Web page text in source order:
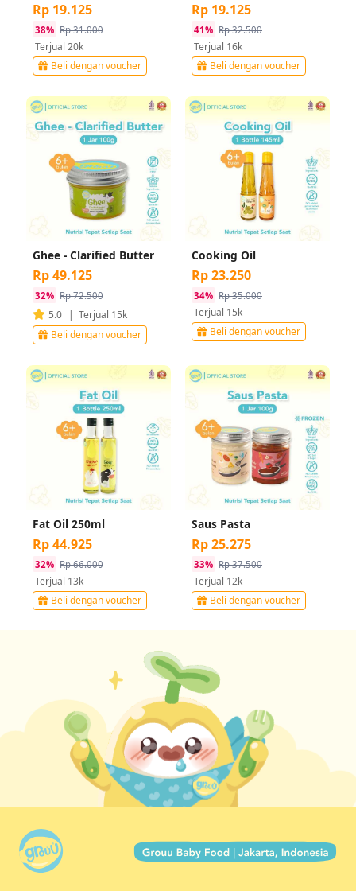
Rp 19.125
38% Rp 31.000
Terjual 20k
Beli dengan voucher
Rp 19.125
41% Rp 32.500
Terjual 16k
Beli dengan voucher
Ghee - Clarified Butter
Rp 49.125
32% Rp 72.500
5.0 | Terjual 15k
Beli dengan voucher
Cooking Oil
Rp 23.250
34% Rp 35.000
Terjual 15k
Beli dengan voucher
Fat Oil 250ml
Rp 44.925
32% Rp 66.000
Terjual 13k
Beli dengan voucher
Saus Pasta
Rp 25.275
33% Rp 37.500
Terjual 12k
Beli dengan voucher